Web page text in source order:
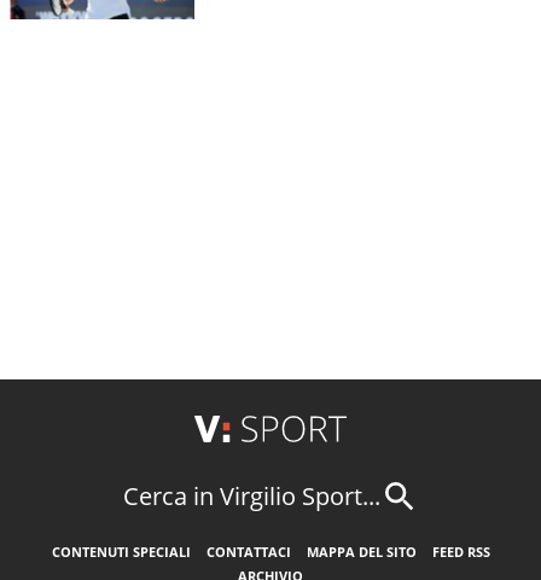
Cerca in Virgilio Sport...
CONTENUTI SPECIALI CONTATTACI MAPPA DEL SITO
FEED RSS
ARCHIVIO